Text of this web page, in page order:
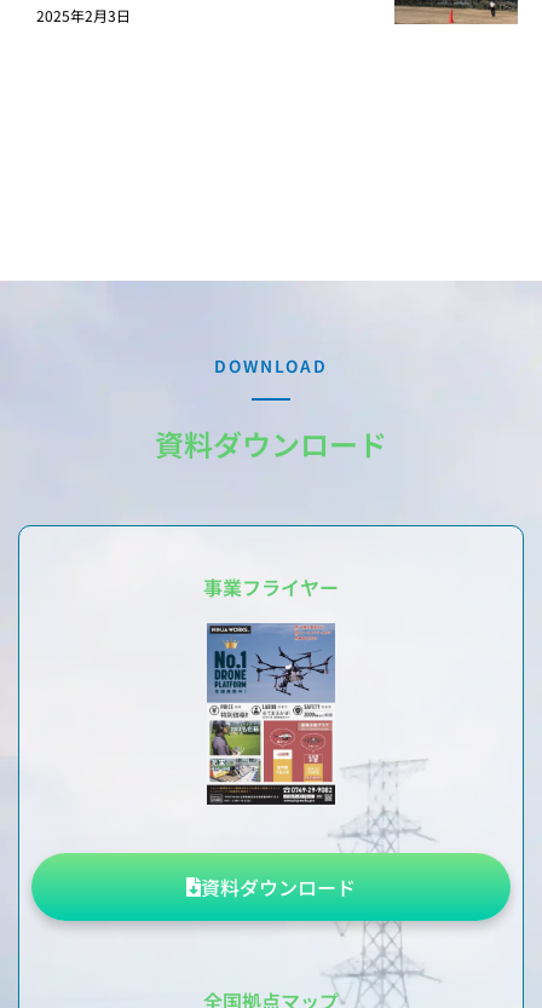
2025年2月3日
DOWNLOAD
資料ダウンロード
事業フライヤー
資料ダウンロード
全国拠点マップ